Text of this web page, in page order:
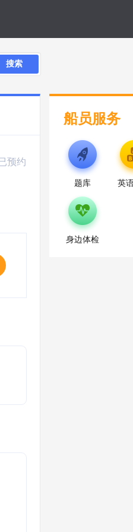
搜索
预约
船员服务
题库 英
身边体检